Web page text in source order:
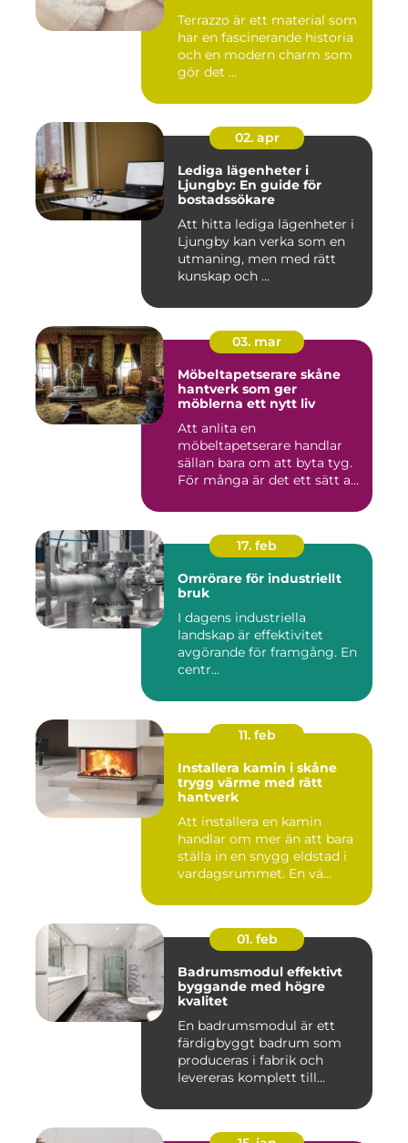
Terrazzo är ett material som
har en fascinerande historia
och en modern charm som
gör det ...
02. apr
Lediga lägenheter i
Ljungby: En guide för
bostadssökare
Att hitta lediga lägenheter i
Ljungby kan verka som en
utmaning, men med rätt
kunskap och ...
03. mar
Möbeltapetserare skåne
hantverk som ger
möblerna ett nytt liv
Att anlita en
möbeltapetserare handlar
sällan bara om att byta tyg.
För många är det ett sätt att
17. feb
Omrörare för industriellt
bruk
I dagens industriella
landskap är effektivitet
avgörande för framgång. En
centr...
11. feb
Installera kamin i skåne
trygg värme med rätt
hantverk
Att installera en kamin
handlar om mer än att bara
ställa in en snygg eldstad i
vardagsrummet. En vä...
01. feb
Badrumsmodul effektivt
byggande med högre
kvalitet
En badrumsmodul är ett
färdigbyggt badrum som
produceras i fabrik och
levereras komplett till